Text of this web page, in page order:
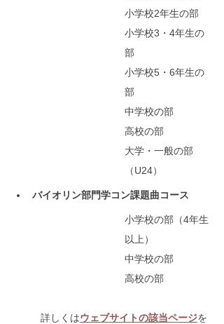
小学校2年生の部
小学校3・4年生の
部
小学校5・6年生の
部
中学校の部
高校の部
大学・一般の部
（U24）
バイオリン部門学コン課題曲コース
小学校の部（4年生
以上）
中学校の部
高校の部
詳しくはウェブサイトの該当ページを